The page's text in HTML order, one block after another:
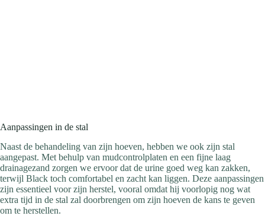
Aanpassingen in de stal
Naast de behandeling van zijn hoeven, hebben we ook zijn stal
aangepast. Met behulp van mudcontrolplaten en een fijne laag
drainagezand zorgen we ervoor dat de urine goed weg kan zakken,
terwijl Black toch comfortabel en zacht kan liggen. Deze aanpassingen
zijn essentieel voor zijn herstel, vooral omdat hij voorlopig nog wat
extra tijd in de stal zal doorbrengen om zijn hoeven de kans te geven
om te herstellen.